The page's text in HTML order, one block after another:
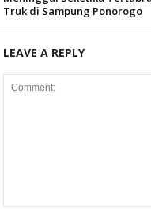
Truk di Sampung Ponorogo
LEAVE A REPLY